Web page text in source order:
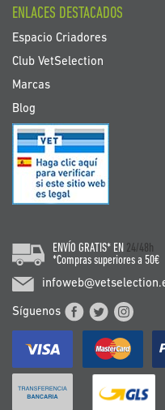
ENLACES DESTACADOS
Espacio Criadores
Club VetSelection
Marcas
Blog
ENVÍO GRATIS* EN 24/48h
*Compras superiores a 50€
Síguenos